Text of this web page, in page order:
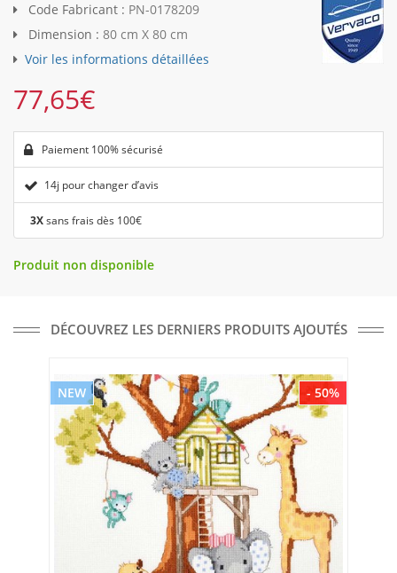
Code Fabricant : PN-0178209
Dimension : 80 cm X 80 cm
Voir les informations détaillées
77,65€
Paiement 100% sécurisé
14j pour changer d’avis
3Xsans frais dès 100€
Produit non disponible
DÉCOUVREZ LES DERNIERS PRODUITS AJOUTÉS
- 50%
NEW